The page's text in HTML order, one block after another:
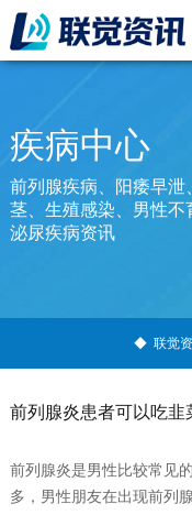
疾病中心
前列腺疾病、阳痿早泄
茎、生殖感染、男性不
泌尿疾病资讯
◆ 联觉
前列腺炎患者可以吃韭
前列腺炎是男性比较常见
多，男性朋友在出现前列